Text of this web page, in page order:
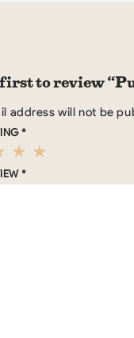
to review
address will not be
*
*